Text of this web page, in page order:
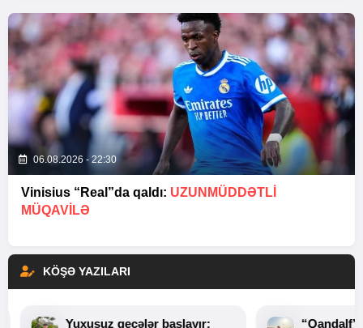
06.08.2026 - 22:30
Vinisius “Real”da qaldı: UZUNMÜDDƏTLİ
MÜQAVİLƏ
KÖŞƏ YAZILARI
Yuxusuz gecələr başlayır: